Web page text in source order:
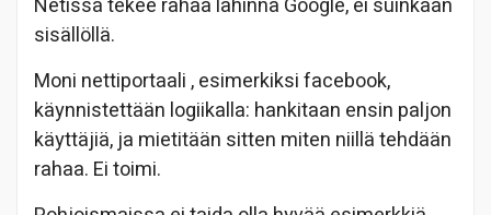
Netissä tekee rahaa lähinnä Google, ei suinkaan
sisällöllä.
Moni nettiportaali , esimerkiksi facebook,
käynnistettään logiikalla: hankitaan ensin paljon
käyttäjiä, ja mietitään sitten miten niillä tehdään
rahaa. Ei toimi.